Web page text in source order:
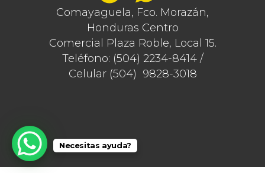
Comayaguela, Fco. Morazán,
Honduras Centro
Comercial Plaza Roble, Local 15.
Teléfono: (504) 2234-8414 /
Celular (504) 9828-3018
Necesitas ayuda?